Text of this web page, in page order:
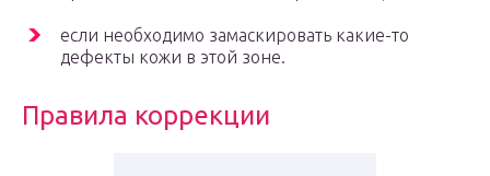
если необходимо замаскировать какие-то
дефекты кожи в этой зоне.
Правила коррекции